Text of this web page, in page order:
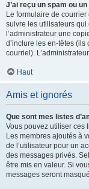
J’ai reçu un spam ou
Le formulaire de
suivre les utilisateurs
l’administrateur une
d’inclure les en-têtes (ils
courriel).
Haut
Amis et ignorés
Que sont mes listes
Vous pouvez utiliser ces
Les membres ajoutés à
de l’utilisateur pour un
des messages privés.
être mis en valeur. Si
messages seront